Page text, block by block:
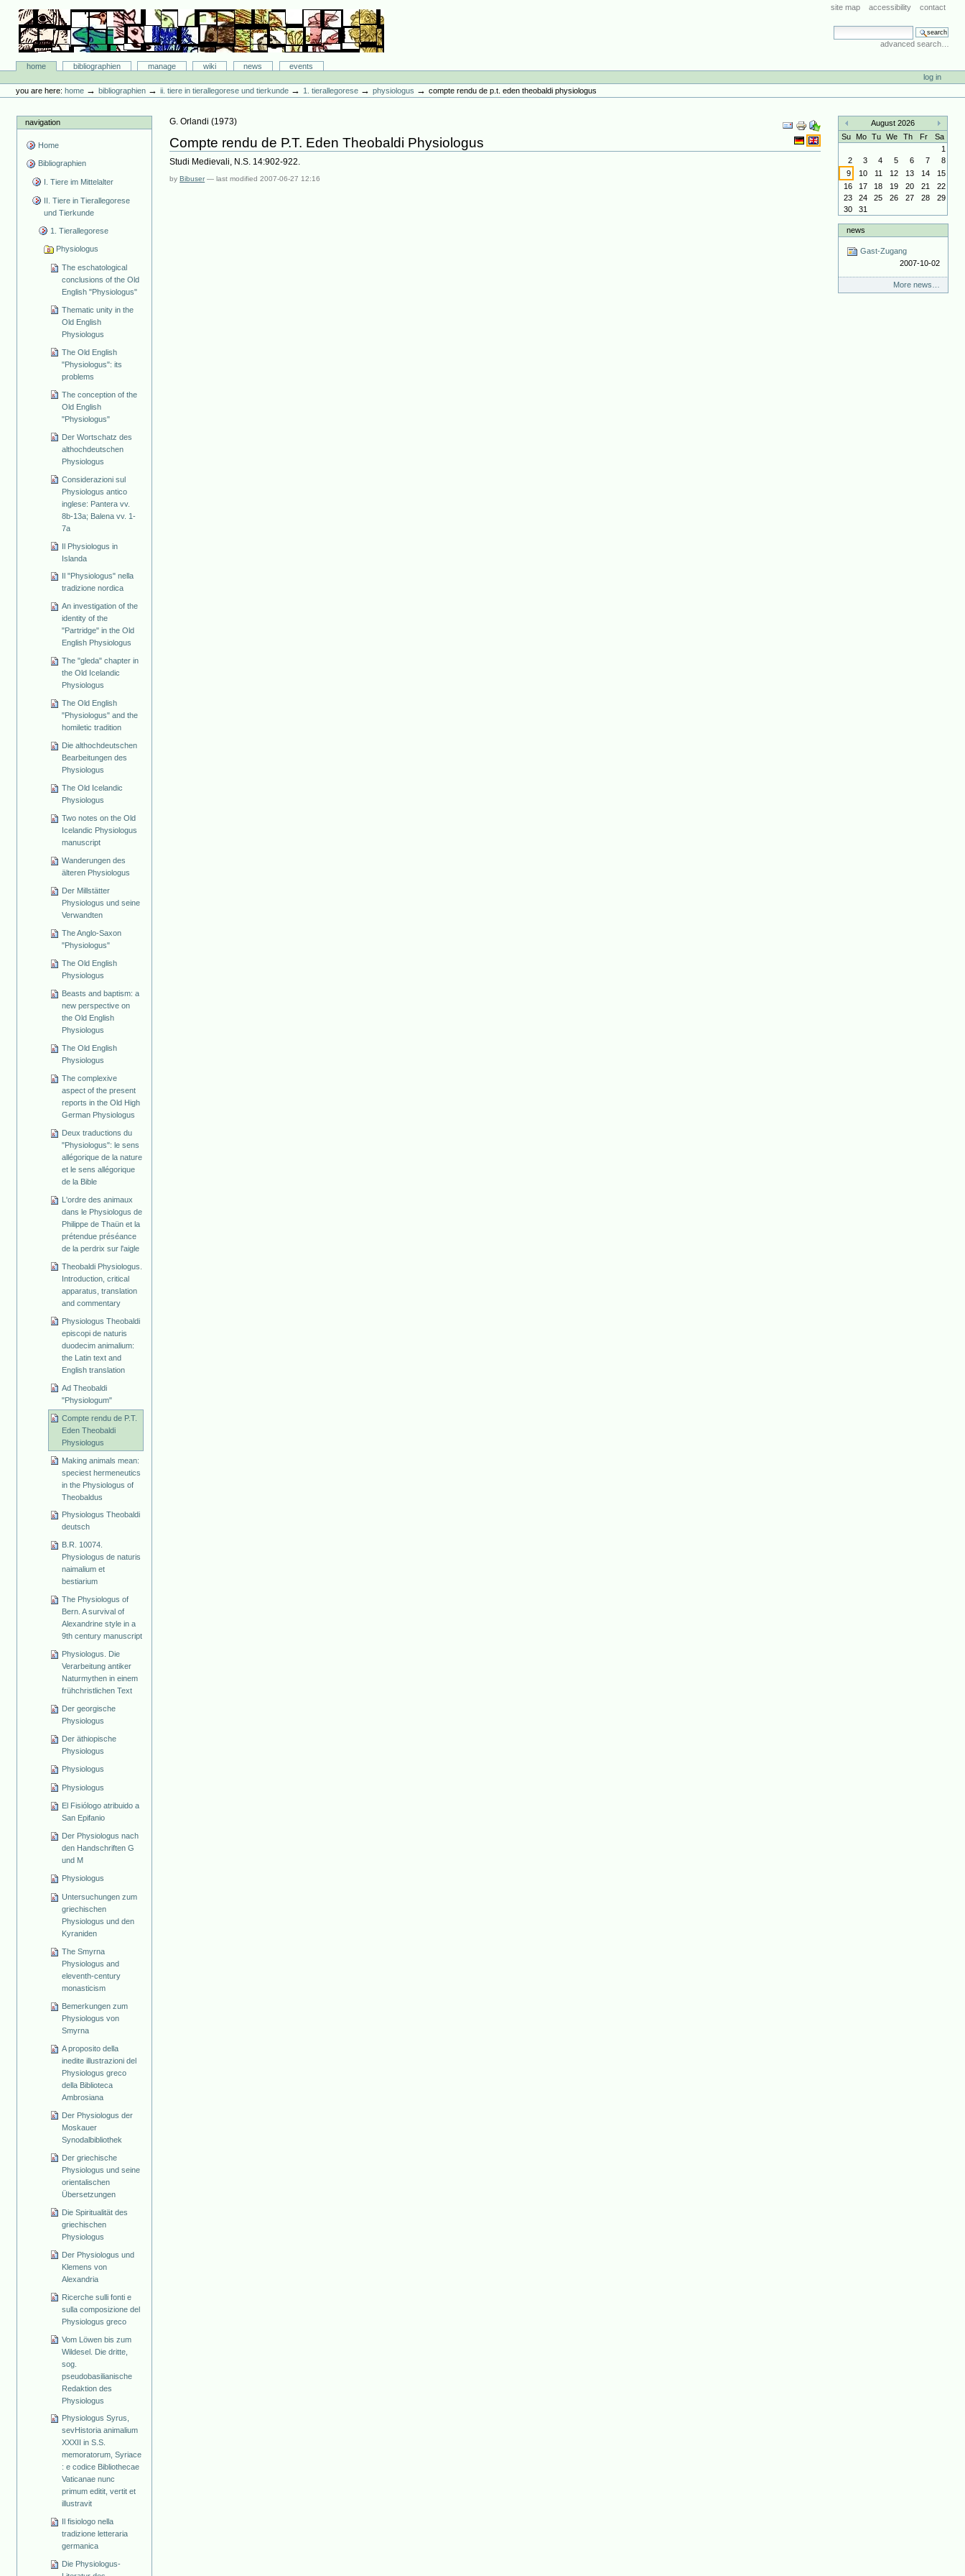
content.
navigation
site map accessibility contact
search site
advanced search…
Bibliographie-Portal
Sectionshome bibliographien manage wiki news
events
tools
log in
you are here: home →bibliographien →ii. tiere in tierallegorese und tierkunde →1. tierallegorese →physiologus →compte rendu de p.t. eden theobaldi physiologus
navigation
Home
Bibliographien
I. Tiere im Mittelalter
II. Tiere in Tierallegorese
und Tierkunde
1. Tierallegorese
Physiologus
The eschatological
conclusions of the Old
English "Physiologus"
Thematic unity in the
Old English
Physiologus
The Old English
"Physiologus": its
problems
The conception of the
Old English
"Physiologus"
Der Wortschatz des
althochdeutschen
Physiologus
Considerazioni sul
Physiologus antico
inglese: Pantera vv.
8b-13a; Balena vv. 1-
7a
Il Physiologus in
Islanda
Il "Physiologus" nella
tradizione nordica
An investigation of the
identity of the
"Partridge" in the Old
English Physiologus
The "gleda" chapter in
the Old Icelandic
Physiologus
The Old English
"Physiologus" and the
homiletic tradition
Die althochdeutschen
Bearbeitungen des
Physiologus
The Old Icelandic
Physiologus
Two notes on the Old
Icelandic Physiologus
manuscript
Wanderungen des
älteren Physiologus
Der Millstätter
Physiologus und seine
Verwandten
The Anglo-Saxon
"Physiologus"
The Old English
Physiologus
Beasts and baptism: a
new perspective on
the Old English
Physiologus
The Old English
Physiologus
The complexive
aspect of the present
reports in the Old High
German Physiologus
Deux traductions du
"Physiologus": le sens
allégorique de la nature
et le sens allégorique
de la Bible
L'ordre des animaux
dans le Physiologus de
Philippe de Thaün et la
prétendue préséance
de la perdrix sur l'aigle
Theobaldi Physiologus.
Introduction, critical
apparatus, translation
and commentary
Physiologus Theobaldi
episcopi de naturis
duodecim animalium:
the Latin text and
English translation
Ad Theobaldi
"Physiologum"
Compte rendu de P.T.
Eden Theobaldi
Physiologus
Making animals mean:
speciest hermeneutics
in the Physiologus of
Theobaldus
Physiologus Theobaldi
deutsch
B.R. 10074.
Physiologus de naturis
naimalium et
bestiarium
The Physiologus of
Bern. A survival of
Alexandrine style in a
9th century manuscript
Physiologus. Die
Verarbeitung antiker
Naturmythen in einem
frühchristlichen Text
Der georgische
Physiologus
Der äthiopische
Physiologus
Physiologus
Physiologus
El Fisiólogo atribuido a
San Epifanio
Der Physiologus nach
den Handschriften G
und M
Physiologus
Untersuchungen zum
griechischen
Physiologus und den
Kyraniden
The Smyrna
Physiologus and
eleventh-century
monasticism
Bemerkungen zum
Physiologus von
Smyrna
A proposito della
inedite illustrazioni del
Physiologus greco
della Biblioteca
Ambrosiana
Der Physiologus der
Moskauer
Synodalbibliothek
Der griechische
Physiologus und seine
orientalischen
Übersetzungen
Die Spiritualität des
griechischen
Physiologus
Der Physiologus und
Klemens von
Alexandria
Ricerche sulli fonti e
sulla composizione del
Physiologus greco
Vom Löwen bis zum
Wildesel. Die dritte,
sog.
pseudobasilianische
Redaktion des
Physiologus
Physiologus Syrus,
sevHistoria animalium
XXXII in S.S.
memoratorum, Syriace
: e codice Bibliothecae
Vaticanae nunc
primum editit, vertit et
illustravit
Il fisiologo nella
tradizione letteraria
germanica
Die Physiologus-
Document
Actions
G. Orlandi (1973)
Compte rendu de P.T. Eden Theobaldi Physiologus
Studi Medievali, N.S. 14:902-922.
byBibuser —last modified2007-06-27 12:16
«
August 2026
»
Su Mo Tu We Th Fr
Sa
1
2
3 4 5 6 7
8
9
10 11 12 13 14
15
16
17 18 19 20 21
22
23
24 25 26 27 28
29
30
31
news
Gast-Zugang
2007-10-02
More news…